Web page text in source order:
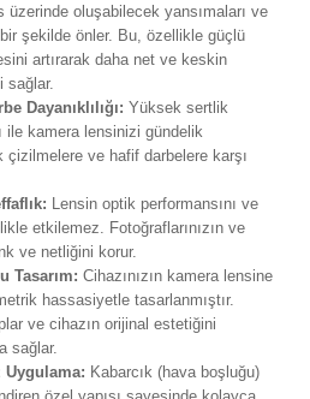
oluşabilecek yansımaları ve
şekilde önler. Bu, özellikle güçlü
artırarak daha net ve keskin
sağlar.
Dayanıklılığı: Yüksek sertlik
ile kamera lensinizi gündelik
çizilmelere ve hafif darbelere karşı
Lensin optik performansını ve
etkilemez. Fotoğraflarınızın ve
ve netliğini korur.
Tasarım: Cihazınızın kamera lensine
hassasiyetle tasarlanmıştır.
ve cihazın orijinal estetiğini
sağlar.
Uygulama: Kabarcık (hava boşluğu)